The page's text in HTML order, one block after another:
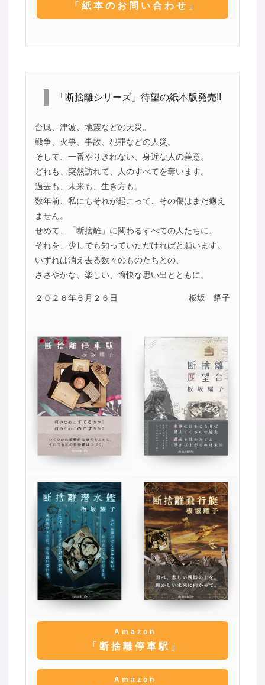
「紙本のお問い合わせ」
「断捨離シリーズ」待望の紙本版発売!!
台風、津波、地震などの天災。
戦争、火事、事故、犯罪などの人災。
そして、一番やりきれない、身近な人の善意。
どれも、突然訪れて、人のすべてを奪います。
過去も、未来も、生き方も。
数年前、私にもそれが起こって、その傷はまだ癒え
ません。
せめて、「断捨離」に関わるすべての人たちに、
それを、少しでも知っていただければと願います。
いずれは消え去る数々のものたちとの、
ささやかな、楽しい、愉快な思い出とともに。
２０２６年６月２６日 板坂 耀子
Amazon
「断捨離停車駅」
Amazon